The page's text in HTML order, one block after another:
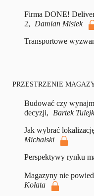
Firma DONE!
2,
Damian Misiek
Transportowe
PRZESTRZENIE
Budować czy
decyzji,
Bartek
Jak wybrać
Michalski
Perspektywy rynku
Magazyny nie
Kołata